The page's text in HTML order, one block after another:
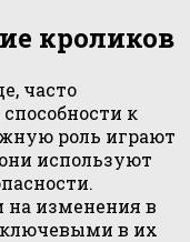
кроликов
часто
к
роль играют
используют
на изменения в
в их